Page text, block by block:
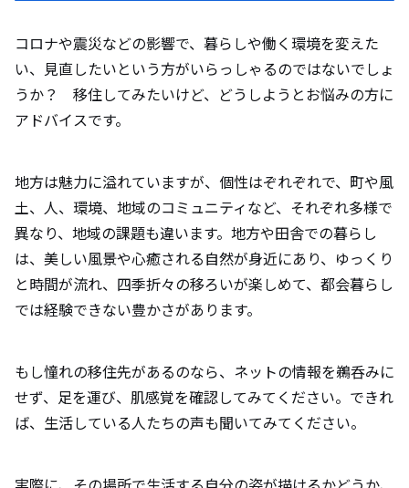
コロナや震災などの影響で、暮らしや働く環境を変えた
い、見直したいという方がいらっしゃるのではないでしょ
うか？ 移住してみたいけど、どうしようとお悩みの方に
アドバイスです。
地方は魅力に溢れていますが、個性はぞれぞれで、町や風
土、人、環境、地域のコミュニティなど、それぞれ多様で
異なり、地域の課題も違います。地方や田舎での暮らし
は、美しい風景や心癒される自然が身近にあり、ゆっくり
と時間が流れ、四季折々の移ろいが楽しめて、都会暮らし
では経験できない豊かさがあります。
もし憧れの移住先があるのなら、ネットの情報を鵜呑みに
せず、足を運び、肌感覚を確認してみてください。できれ
ば、生活している人たちの声も聞いてみてください。